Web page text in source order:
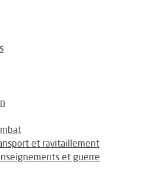
et ravitaillement
et guerre